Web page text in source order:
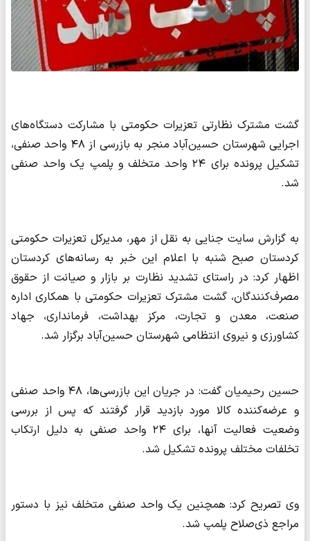
گشت مشترک نظارتی تعزیرات حکومتی با مشارکت دستگاه‌های
اجرایی شهرستان حسین‌آباد منجر به بازرسی از ۴۸ واحد صنفی،
تشکیل پرونده برای ۲۴ واحد متخلف و پلمپ یک واحد صنفی
شد.
به گزارش سایت جنایی به نقل از مهر، مدیرکل تعزیرات حکومتی
کردستان صبح شنبه با اعلام این خبر به رسانه‌های کردستان
اظهار کرد: در راستای تشدید نظارت بر بازار و صیانت از حقوق
مصرف‌کنندگان، گشت مشترک تعزیرات حکومتی با همکاری اداره
صنعت، معدن و تجارت، مرکز بهداشت، فرمانداری، جهاد
کشاورزی و نیروی انتظامی شهرستان حسین‌آباد برگزار شد.
حسین رحیمیان گفت: در جریان این بازرسی‌ها، ۴۸ واحد صنفی
و عرضه‌کننده کالا مورد بازدید قرار گرفتند که پس از بررسی
وضعیت فعالیت آنها، برای ۲۴ واحد صنفی به دلیل ارتکاب
تخلفات مختلف پرونده تشکیل شد.
وی تصریح کرد: همچنین یک واحد صنفی متخلف نیز با دستور
مراجع ذی‌صلاح پلمپ شد.